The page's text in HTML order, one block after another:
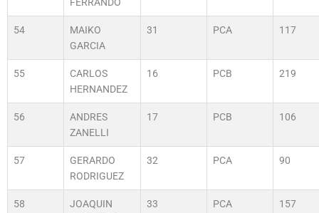
FERRANDO
54
MAIKO
GARCIA
31 PCA 117
55
CARLOS
HERNANDEZ
16 PCB 219
56
ANDRES
ZANELLI
17 PCB 106
57
GERARDO
RODRIGUEZ
32 PCA 90
58
JOAQUIN
33 PCA 157